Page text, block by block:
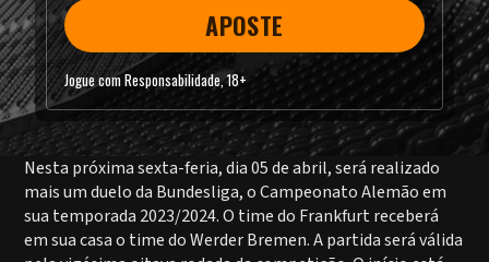
APOSTE
Jogue com Responsabilidade, 18+
Nesta próxima sexta-feria, dia 05 de abril, será realizado
mais um duelo da Bundesliga, o Campeonato Alemão em
sua temporada 2023/2024. O time do Frankfurt receberá
em sua casa o time do Werder Bremen. A partida será válida